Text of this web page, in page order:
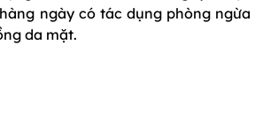
ngày có tác dụng phòng ngừa
da mặt.